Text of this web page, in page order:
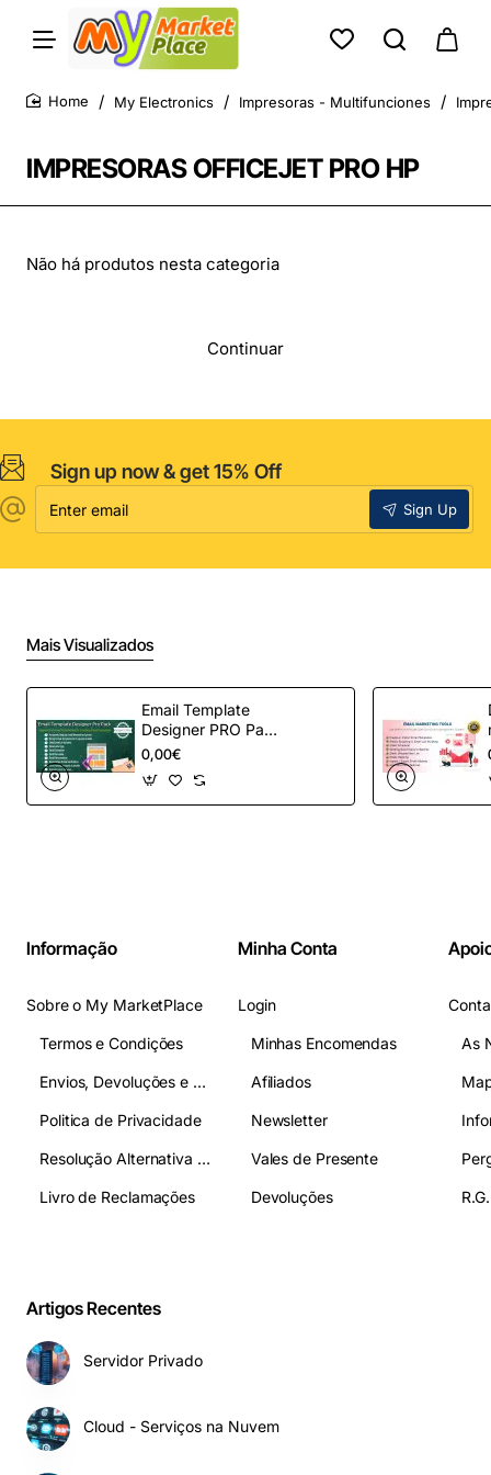
IMPRESORAS OFFICEJET PRO HP
My Electronics Impresoras - Multifunciones
Não há produtos nesta categoria
Continuar
Sign up now & get 15% Off
Enter
email
Sign Up
Mais Visualizados
Email Template
Designer PRO Pack
– Automação de e-
mail definitiva para
OpenCart
0,00€
Informação
Sobre o My MarketPlace
Termos e Condições
Envios, Devoluções e Pagamentos
Politica de Privacidade
Resolução Alternativa de Litígios
Livro de Reclamações
Minha Conta
Login
Minhas Encomendas
Afiliados
Newsletter
Vales de Presente
Devoluções
As
Artigos Recentes
Servidor Privado
Cloud - Serviços na Nuvem